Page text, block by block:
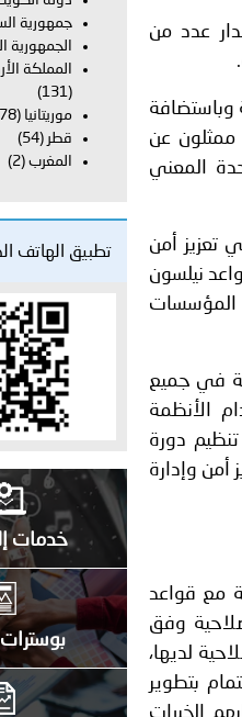
على الأعيان المدنية في
عدد من
وباستضافة
2026/06/29م، وشارك فيه ممثلون عن
المعني
تعزيز أمن
نيلسون
المؤسسات
في جميع
الأنظمة
تنظيم دورة
أمن وإدارة
مع قواعد
وفق
لديها،
بتطوير
الخبرات
جمهورية
الجمهورية
المملكة
(131)
موريتانيا (78)
قطر (54)
المغرب (2)
تطبيق الهاتف
خدمات